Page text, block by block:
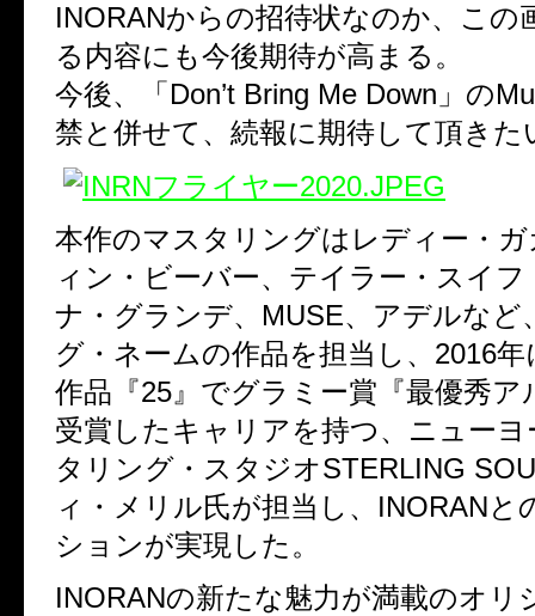
INORANからの招待状なのか、この
る内容にも今後期待が高まる。
今後、「Don’t Bring Me Down」の
禁と併せて、続報に期待して頂きた
本作のマスタリングはレディー・
ィン・ビーバー、テイラー・スイ
ナ・グランデ、MUSE、アデルなど
グ・ネームの作品を担当し、2016
作品『25』でグラミー賞『最優秀ア
受賞したキャリアを持つ、ニュー
タリング・スタジオSTERLING
ィ・メリル氏が担当し、INORANと
ションが実現した。
INORANの新たな魅力が満載のオリ